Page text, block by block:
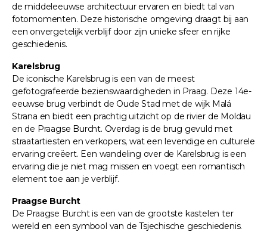
de middeleeuwse architectuur ervaren en biedt tal van
fotomomenten. Deze historische omgeving draagt bij aan
een onvergetelijk verblijf door zijn unieke sfeer en rijke
geschiedenis.
Karelsbrug
De iconische Karelsbrug is een van de meest
gefotografeerde bezienswaardigheden in Praag. Deze 14e-
eeuwse brug verbindt de Oude Stad met de wijk Malá
Strana en biedt een prachtig uitzicht op de rivier de Moldau
en de Praagse Burcht. Overdag is de brug gevuld met
straatartiesten en verkopers, wat een levendige en culturele
ervaring creëert. Een wandeling over de Karelsbrug is een
ervaring die je niet mag missen en voegt een romantisch
element toe aan je verblijf.
Praagse Burcht
De Praagse Burcht is een van de grootste kastelen ter
wereld en een symbool van de Tsjechische geschiedenis.